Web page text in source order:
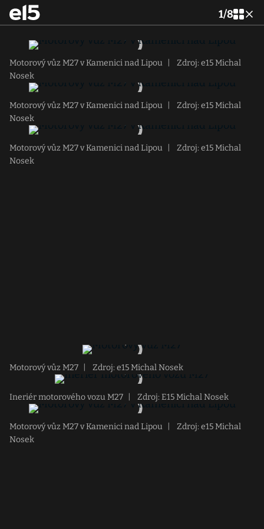
1/8
Motorový vůz M27 v Kamenici nad Lipou
Zdroj: e15 Michal
Nosek
Motorový vůz M27 v Kamenici nad Lipou
Zdroj: e15 Michal
Nosek
Motorový vůz M27 v Kamenici nad Lipou
Zdroj: e15 Michal
Nosek
Motorový vůz M27 Zdroj: e15 Michal Nosek
Ineriér motorového vozu M27 Zdroj: E15 Michal Nosek
Motorový vůz M27 v Kamenici nad Lipou
Zdroj: e15 Michal
Nosek